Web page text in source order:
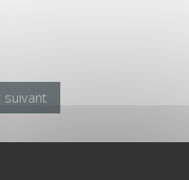
suivant